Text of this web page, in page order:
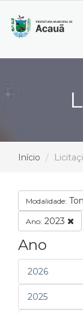
Início
Modalidade:
Ano: 2023
Ano
2026
2025